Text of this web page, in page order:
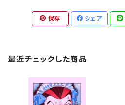
保存 シェア
最近チェックした商品